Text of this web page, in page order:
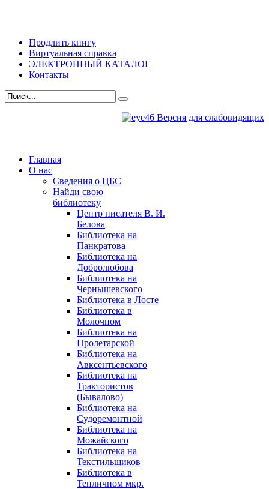
Продлить книгу
Виртуальная справка
ЭЛЕКТРОННЫЙ КАТАЛОГ
Контакты
Версия для слабовидящих
Главная
О нас
Сведения о ЦБС
Найди свою
библиотеку
Центр писателя В. И.
Белова
Библиотека на
Панкратова
Библиотека на
Добролюбова
Библиотека на
Чернышевского
Библиотека в Лосте
Библиотека в
Молочном
Библиотека на
Пролетарской
Библиотека на
Авксентьевского
Библиотека на
Трактористов
(Бывалово)
Библиотека на
Судоремонтной
Библиотека на
Можайского
Библиотека на
Текстильщиков
Библиотека в
Тепличном мкр.